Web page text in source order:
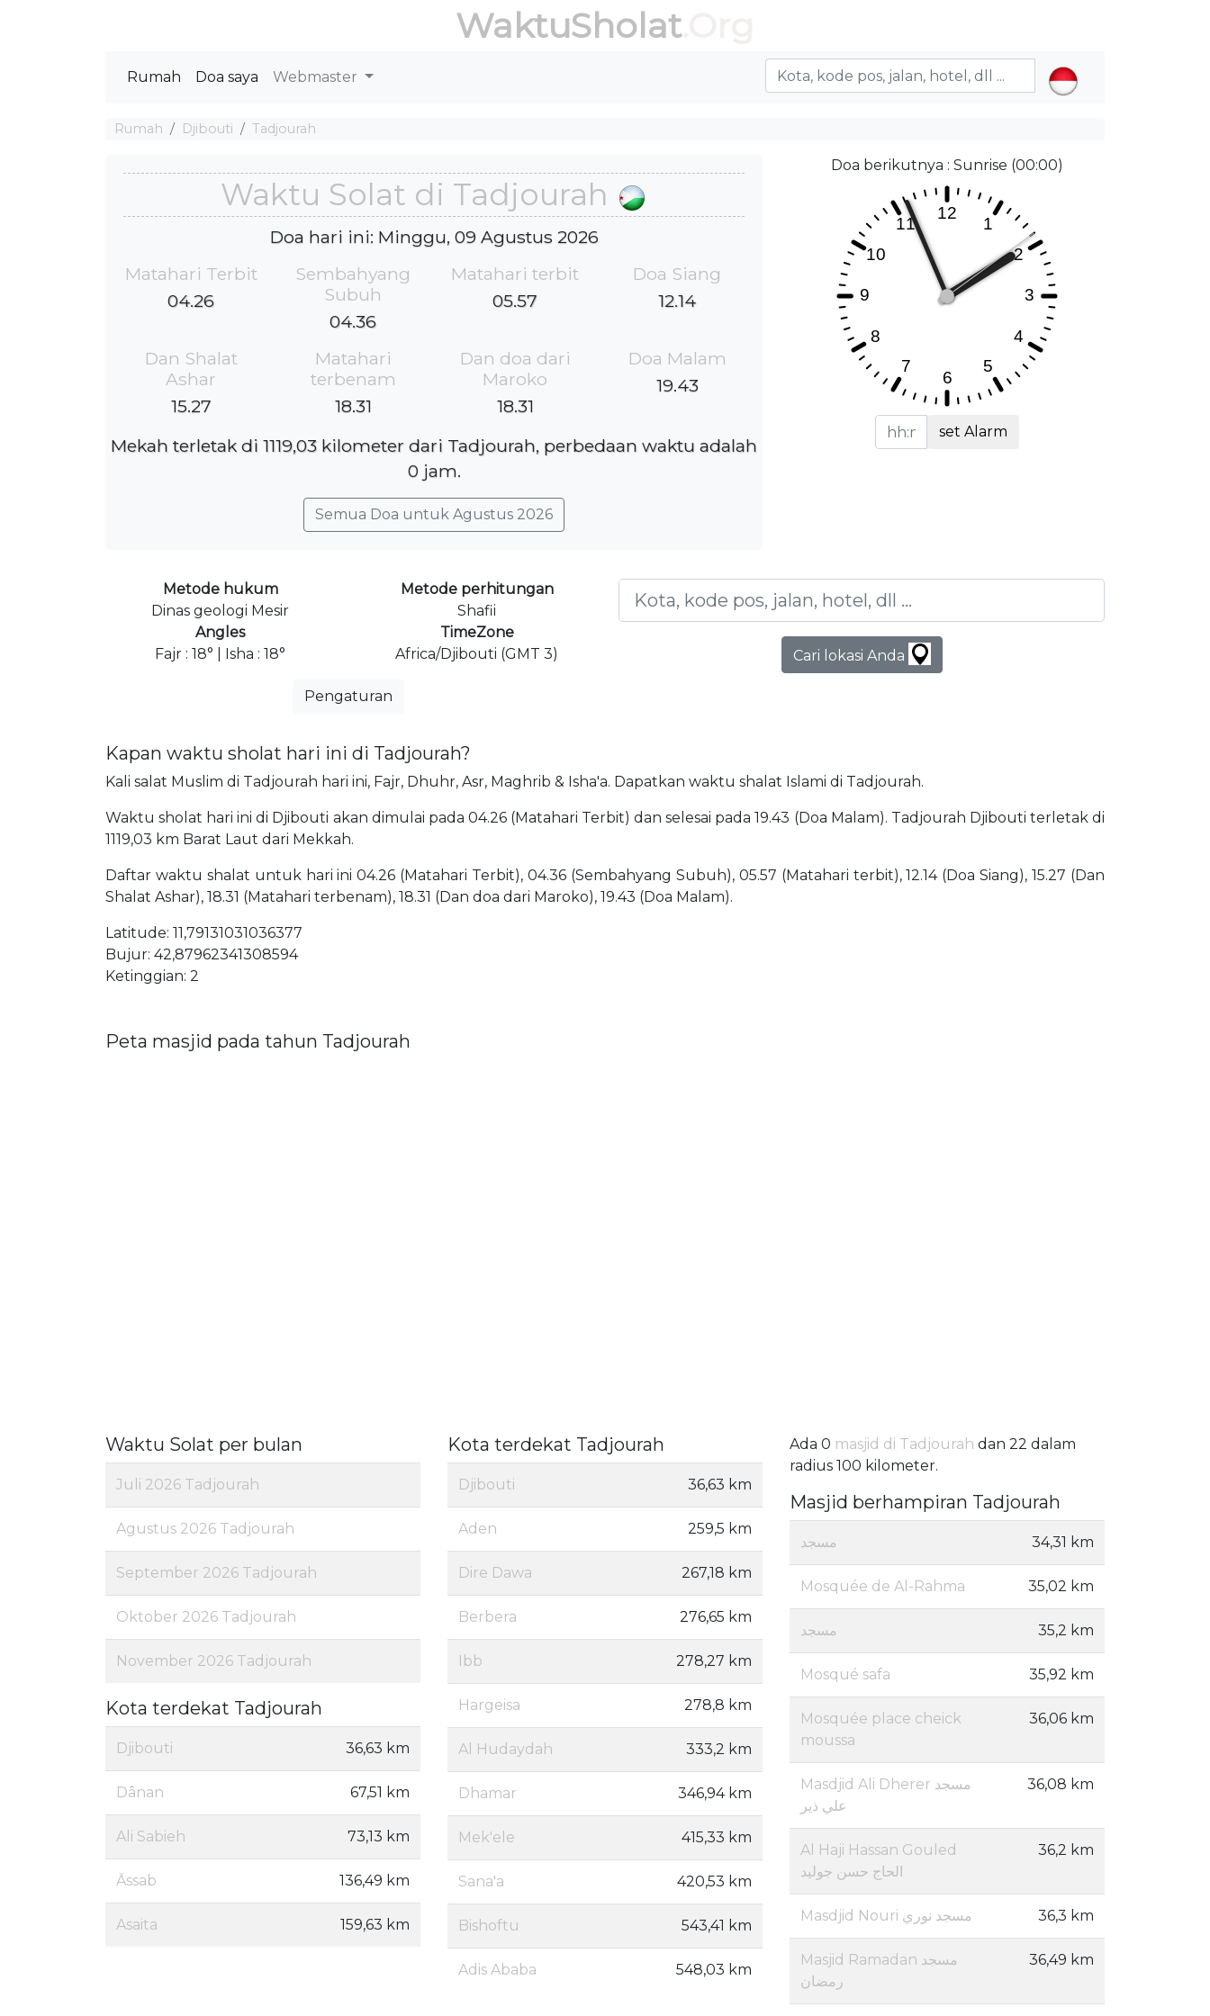
WaktuSholat.Org
Rumah Doa saya Webmaster
Rumah Djibouti Tadjourah
Waktu Solat di Tadjourah
Doa hari ini: Minggu, 09 Agustus 2026
Matahari Terbit
04.26
Sembahyang
Subuh
04.36
Matahari terbit
05.57
Doa Siang
12.14
Dan Shalat
Ashar
15.27
Matahari
terbenam
18.31
Dan doa dari
Maroko
18.31
Doa Malam
19.43
Mekah terletak di 1119,03 kilometer dari Tadjourah, perbedaan waktu adalah
0 jam.
Semua Doa untuk Agustus 2026
Doa berikutnya : Sunrise (00:00)
set Alarm
Metode hukum
Dinas geologi Mesir
Metode perhitungan
Shafii
Angles
Fajr : 18° | Isha : 18°
TimeZone
Africa/Djibouti (GMT 3)
Pengaturan
Cari lokasi Anda
Kapan waktu sholat hari ini di Tadjourah?
Kali salat Muslim di Tadjourah hari ini, Fajr, Dhuhr, Asr, Maghrib & Isha'a. Dapatkan waktu shalat Islami di Tadjourah.
Waktu sholat hari ini di Djibouti akan dimulai pada 04.26 (Matahari Terbit) dan selesai pada 19.43 (Doa Malam). Tadjourah Djibouti terletak di
1119,03 km Barat Laut dari Mekkah.
Daftar waktu shalat untuk hari ini 04.26 (Matahari Terbit), 04.36 (Sembahyang Subuh), 05.57 (Matahari terbit), 12.14 (Doa Siang), 15.27 (Dan
Shalat Ashar), 18.31 (Matahari terbenam), 18.31 (Dan doa dari Maroko), 19.43 (Doa Malam).
Latitude: 11,79131031036377
Bujur: 42,87962341308594
Ketinggian: 2
Peta masjid pada tahun Tadjourah
Waktu Solat per bulan
Juli 2026 Tadjourah
Agustus 2026 Tadjourah
September 2026 Tadjourah
Oktober 2026 Tadjourah
November 2026 Tadjourah
Kota terdekat Tadjourah
Djibouti 36,63 km
Dânan 67,51 km
Ali Sabieh 73,13 km
Āssab 136,49 km
Asaita 159,63 km
Kota terdekat Tadjourah
Djibouti 36,63 km
Aden 259,5 km
Dire Dawa 267,18 km
Berbera 276,65 km
Ibb 278,27 km
Hargeisa 278,8 km
Al Hudaydah 333,2 km
Dhamar 346,94 km
Mek'ele 415,33 km
Sana'a 420,53 km
Bishoftu 543,41 km
Adis Ababa 548,03 km
Ada 0 masjid di Tadjourah dan 22 dalam
radius 100 kilometer.
Masjid berhampiran Tadjourah
مسجد 34,31 km
Mosquée de Al-Rahma 35,02 km
مسجد 35,2 km
Mosqué safa 35,92 km
Mosquée place cheick
moussa
36,06 km
Masdjid Ali Dherer مسجد
علي ذير
36,08 km
Al Haji Hassan Gouled
الحاج حسن جوليد
36,2 km
Masdjid Nouri مسجد نوري 36,3 km
Masjid Ramadan مسجد
رمضان
36,49 km